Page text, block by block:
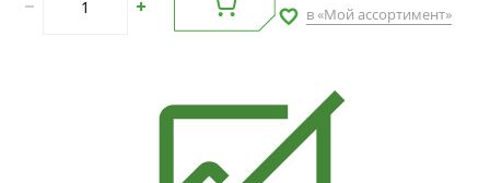
в «Мой ассортимент»